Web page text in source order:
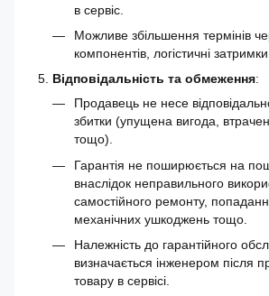
в сервіс.
Можливе збільшення термінів
компонентів, логістичні затримки.
Відповідальність та обмеження:
Продавець не несе
збитки (упущена вигода,
тощо).
Гарантія не поширюється на
внаслідок неправильного
самостійного ремонту,
механічних ушкоджень тощо.
Належність до гарантійного
визначається інженером після
товару в сервісі.